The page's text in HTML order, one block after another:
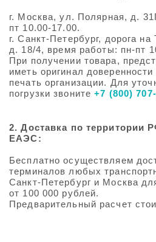
г. Москва, ул. Полярная, д.
пт 10.00-17.00.
г. Санкт-Петербург, дорога
д. 18/4, время работы: пн-пт
При получении товара,
иметь оригинал
печать организации. Для
погрузки звоните+7 (800)
2. Доставка по территории
ЕАЭС:
Бесплатно осуществляем
терминалов любых
Санкт-Петербург и Москва
от 100 000 рублей.
Предварительный расчет